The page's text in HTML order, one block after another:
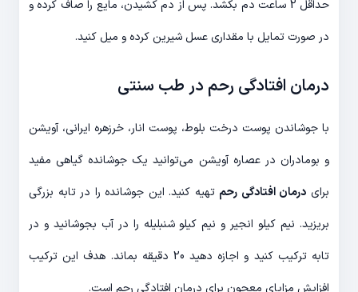
حداقل 2 ساعت دم بکشد. پس از دم کشیدن، مایع را صاف کرده و
در صورت تمایل با مقداری عسل شیرین کرده و میل کنید.
درمان افتادگی رحم در طب سنتی
با جوشاندن پوست درخت بلوط، پوست انار، خرزهره ایرانی، آویشن
و بومادران در عصاره آویشن می‌توانید یک جوشانده گیاهی مفید
برای درمان افتادگی رحم تهیه کنید. این جوشانده را در تابه بزرگی
بریزید. نیم کیلو انجیر و نیم کیلو شنبلیله را در آب بجوشانید و در
تابه ترکیب کنید و اجازه دهید 20 دقیقه بماند. هدف این ترکیب